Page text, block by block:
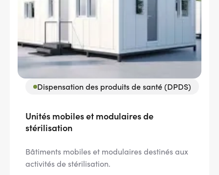
Dispensation des produits de santé (DPDS)
Unités mobiles et modulaires de
stérilisation
Bâtiments mobiles et modulaires destinés aux
activités de stérilisation.